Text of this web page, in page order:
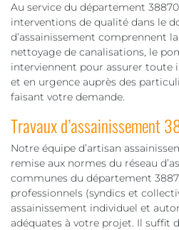
Au service du département
interventions de qualité dans le
d’assainissement comprennent
nettoyage de canalisations, le
interviennent pour assurer toute
et en urgence auprès des
faisant votre demande.
Travaux d’assainissement
Notre équipe d’artisan
remise aux normes du réseau
communes du département
professionnels (syndics et
assainissement individuel et
adéquates à votre projet. Il suffit